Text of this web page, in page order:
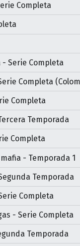
Completa
- Serie Completa
Completa
Completa
Temporada
Completa
- Temporada 1
Temporada
Completa
- Serie Completa
Temporada